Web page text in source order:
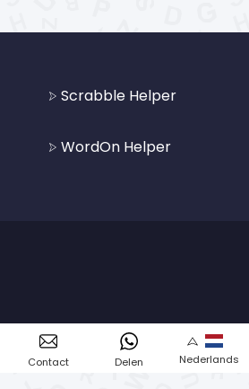
Scrabble Helper
WordOn Helper
Contact Delen Nederlands